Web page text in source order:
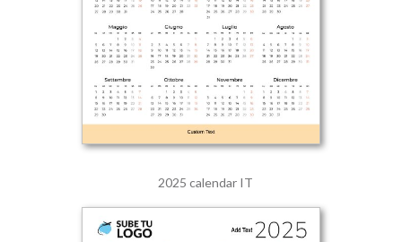
2025 calendar IT